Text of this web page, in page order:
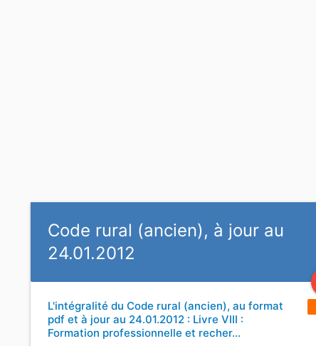
Code rural (ancien), à jour au
24.01.2012
L'intégralité du Code rural (ancien), au format
pdf et à jour au 24.01.2012 : Livre VIII :
Formation professionnelle et recher…